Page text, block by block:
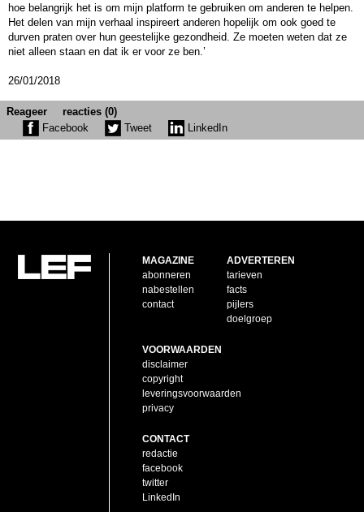
hoe belangrijk het is om mijn platform te gebruiken om anderen te helpen.
Het delen van mijn verhaal inspireert anderen hopelijk om ook goed te
durven praten over hun geestelijke gezondheid. Ze moeten weten dat ze
niet alleen staan en dat ik er voor ze ben.’
26/01/2018
Reageer
reacties (0)
Facebook
Tweet LinkedIn
MAGAZINE
abonneren
nabestellen
contact
ADVERTEREN
tarieven
facts
pijlers
doelgroep
VOORWAARDEN
disclaimer
copyright
leveringsvoorwaarden
privacy
CONTACT
redactie
facebook
twitter
LinkedIn